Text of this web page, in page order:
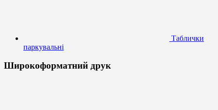
Таблички
паркувальні
Широкоформатний друк